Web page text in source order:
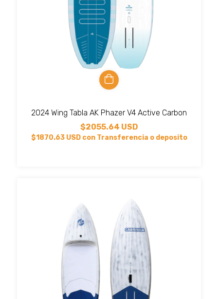
2024 Wing Tabla AK Phazer V4 Active Carbon
$2055.64 USD
$1870.63 USD con Transferencia o deposito